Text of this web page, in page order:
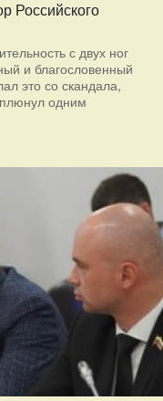
Российского
с двух ног
и благословенный
это со скандала,
одним